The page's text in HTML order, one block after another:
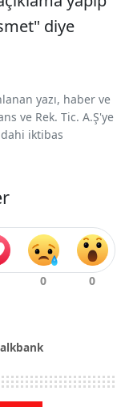
diye
yazı, haber ve
ve Rek. Tic. A.Ş'ye
iktibas